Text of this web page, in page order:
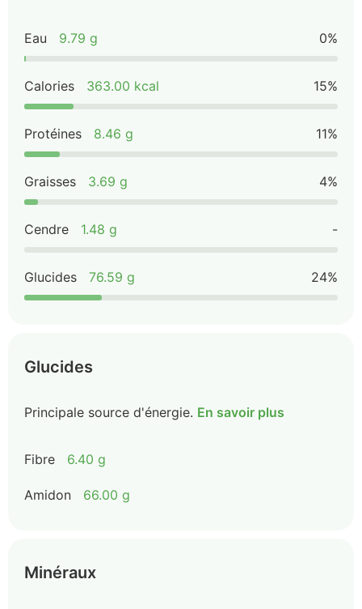
Eau 9.79 g 0%
Calories 363.00 kcal 15%
Protéines 8.46 g 11%
Graisses 3.69 g 4%
Cendre 1.48 g -
Glucides 76.59 g 24%
Glucides
Principale source d'énergie. En savoir plus
Fibre 6.40 g
Amidon 66.00 g
Minéraux